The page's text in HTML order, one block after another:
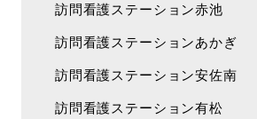
訪問看護ステーション赤池
訪問看護ステーションあかぎ
訪問看護ステーション安佐南
訪問看護ステーション有松